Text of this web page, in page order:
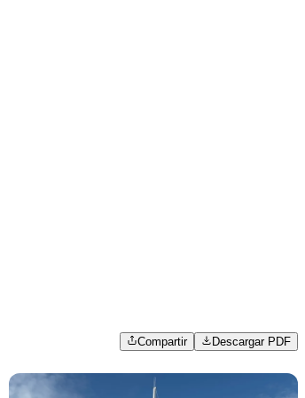
Compartir Descargar PDF